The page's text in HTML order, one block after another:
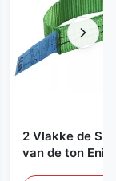
2 Vlakke de
van de ton